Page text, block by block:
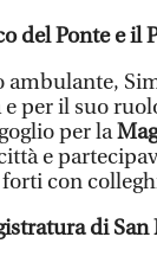
del Ponte e il
per il suo
per la
e
con
di San